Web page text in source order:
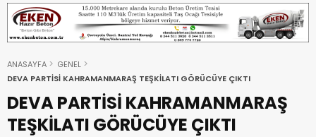
ANASAYFA
GENEL
DEVA PARTİSİ KAHRAMANMARAŞ TEŞKİLATI GÖRÜCÜYE ÇIKTI
DEVA PARTİSİ KAHRAMANMARAŞ
TEŞKİLATI GÖRÜCÜYE ÇIKTI